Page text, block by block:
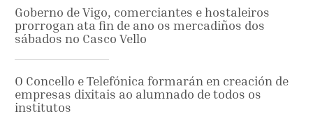
Goberno de Vigo, comerciantes e hostaleiros
prorrogan ata fin de ano os mercadiños dos
sábados no Casco Vello
O Concello e Telefónica formarán en creación de
empresas dixitais ao alumnado de todos os
institutos